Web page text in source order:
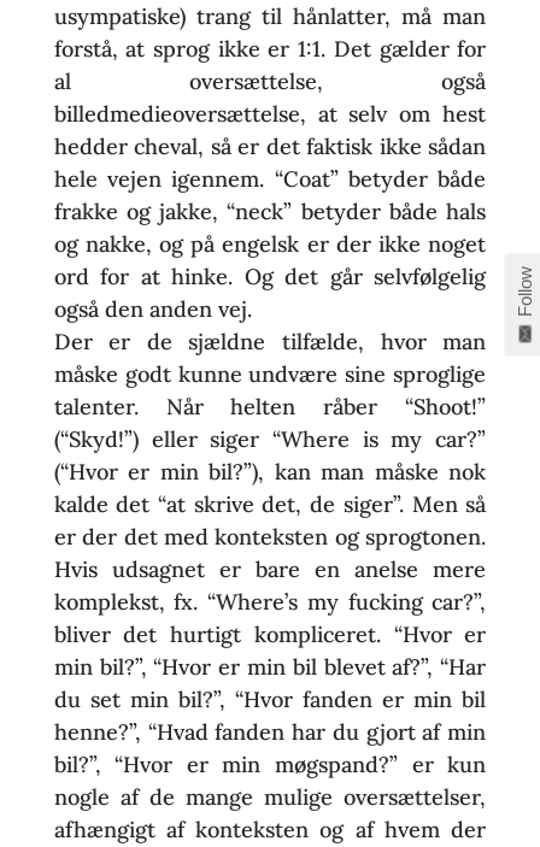
usympatiske) trang til hånlatter, må man
forstå, at sprog ikke er 1:1. Det gælder for
al oversættelse, også
billedmedieoversættelse, at selv om hest
hedder cheval, så er det faktisk ikke sådan
hele vejen igennem. “Coat” betyder både
frakke og jakke, “neck” betyder både hals
og nakke, og på engelsk er der ikke noget
ord for at hinke. Og det går selvfølgelig
også den anden vej.
Der er de sjældne tilfælde, hvor man
måske godt kunne undvære sine sproglige
talenter. Når helten råber “Shoot!”
(“Skyd!”) eller siger “Where is my car?”
(“Hvor er min bil?”), kan man måske nok
kalde det “at skrive det, de siger”. Men så
er der det med konteksten og sprogtonen.
Hvis udsagnet er bare en anelse mere
komplekst, fx. “Where’s my fucking car?”,
bliver det hurtigt kompliceret. “Hvor er
min bil?”, “Hvor er min bil blevet af?”, “Har
du set min bil?”, “Hvor fanden er min bil
henne?”, “Hvad fanden har du gjort af min
bil?”, “Hvor er min møgspand?” er kun
nogle af de mange mulige oversættelser,
afhængigt af konteksten og af hvem der
Follow